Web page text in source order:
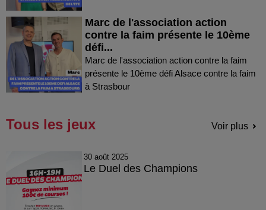
Marc de l'association action
contre la faim présente le 10ème
défi...
Marc de l'association action contre la faim
présente le 10ème défi Alsace contre la faim
à Strasbour
Tous les jeux Voir plus
30 août 2025
Le Duel des Champions